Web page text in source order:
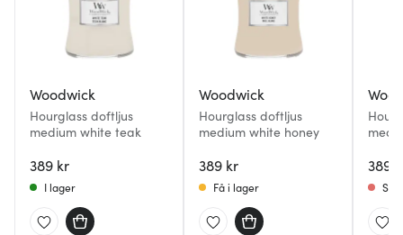
Woodwick
Hourglass doftljus
medium white teak
389 kr
I lager
Woodwick
Hourglass doftljus
medium white honey
389 kr
Få i lager
389